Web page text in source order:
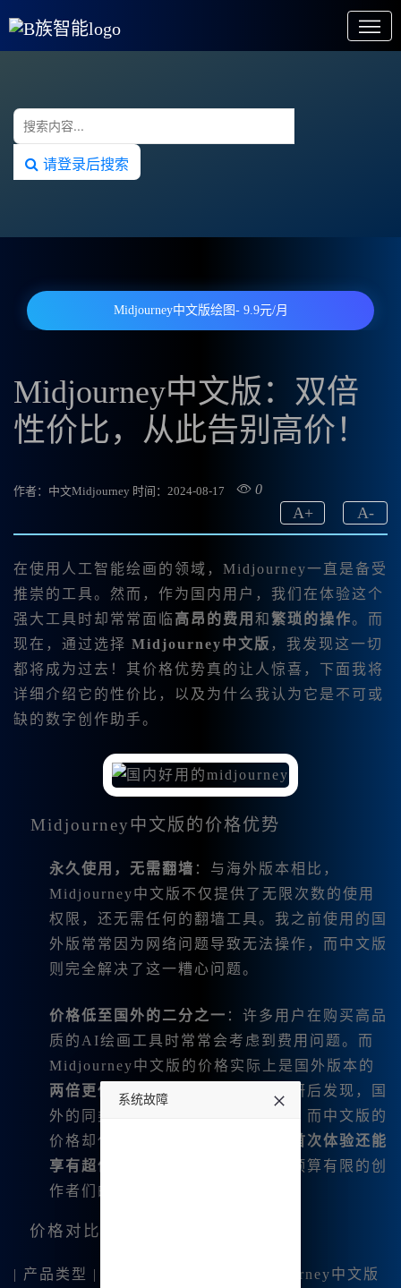
请登录后搜索
Midjourney中文版绘图- 9.9元/月
Midjourney中文版：双倍
性价比，从此告别高价！
作者：中文Midjourney 时间：2024-08-17 0
A-
A+
在使用人工智能绘画的领域，Midjourney一直是备受
推崇的工具。然而，作为国内用户，我们在体验这个
强大工具时却常常面临高昂的费用 和 繁琐的操作。而
现在，通过选择 Midjourney中文版 ，我发现这一切
都将成为过去！其价格优势真的让人惊喜，下面我将
详细介绍它的性价比，以及为什么我认为它是不可或
缺的数字创作助手。
Midjourney中文版的价格优势
永久使用，无需翻墙 ：与海外版本相比，
Midjourney中文版不仅提供了无限次数的使用
权限，还无需任何的翻墙工具。我之前使用的国
外版常常因为网络问题导致无法操作，而中文版
则完全解决了这一糟心问题。
价格低至国外的二分之一 ：许多用户在购买高品
质的AI绘画工具时常常会考虑到费用问题。而
Midjourney中文版的价格实际上是国外版本的
两倍更低
。我在进行详细的市场调研后发现，国
外的同类产品价格动辄使用上千元，而中文版的
价格却仅需几百元，甚至
注册用户首次体验还能
享有超值的免费套餐
。这简直是对预算有限的创
作者们的一大福音！
价格对比
| 产品类型 | 海外版价格（元） | Midjourney中文版
系统故障